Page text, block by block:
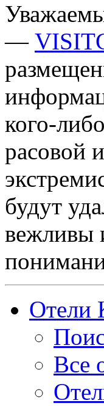
—
кого-
расовой
будут
вежливы
Отели
Все